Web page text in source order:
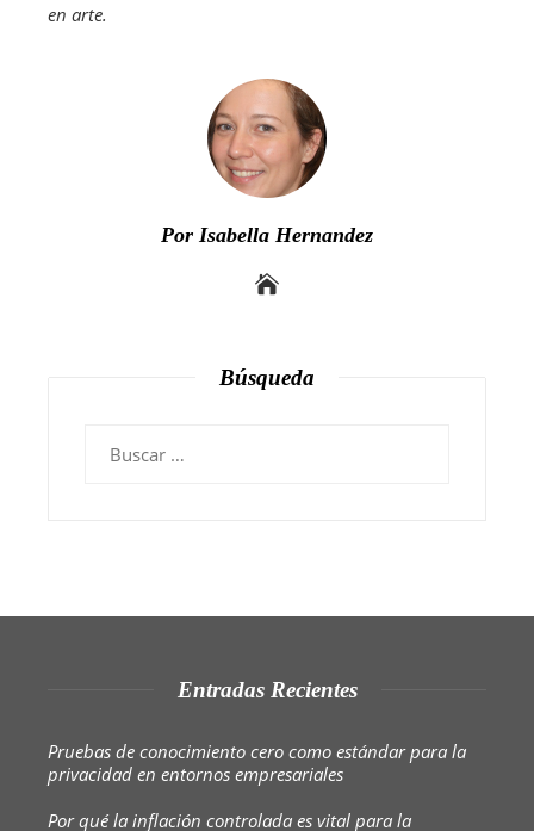
en arte.
Por Isabella Hernandez
Búsqueda
Entradas Recientes
Pruebas de conocimiento cero como estándar para la
privacidad en entornos empresariales
Por qué la inflación controlada es vital para la